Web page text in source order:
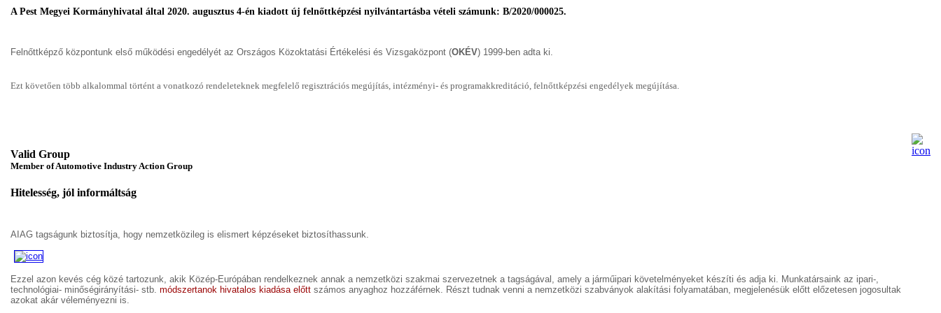
A Pest Megyei Kormányhivatal által 2020. augusztus 4-én kiadott új felnőttképzési nyilvántartásba vételi számunk: B/2020/000025.
Felnőttképző központunk első működési engedélyét az Országos Közoktatási Értékelési és Vizsgaközpont (OKÉV) 1999-ben adta ki.
Ezt követően több alkalommal történt a vonatkozó rendeleteknek megfelelő regisztrációs megújítás, intézményi- és programakkreditáció, felnőttképzési engedélyek megújítása.
Valid Group
Member of Automotive Industry Action Group
Hitelesség, jól informáltság
AIAG tagságunk biztosítja, hogy nemzetközileg is elismert képzéseket biztosíthassunk.
Ezzel azon kevés cég közé tartozunk, akik Közép-Európában rendelkeznek annak a nemzetközi szakmai szervezetnek a tagságával, amely a járműipari követelményeket készíti és adja ki.
Munkatársaink az ipari-,
technológiai- minőségirányítási- stb. módszertanok hivatalos kiadása előtt számos anyaghoz hozzáférnek. Részt tudnak venni a nemzetközi szabványok alakítási folyamatában, megjelenésük előtt előzetesen jogosultak
azokat akár véleményezni is.